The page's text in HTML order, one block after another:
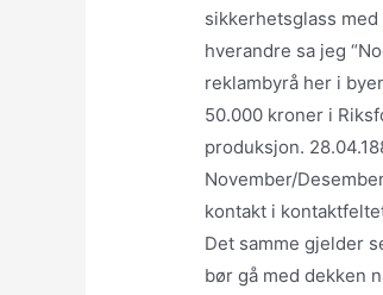
sikkerhetsglass
hverandre sa jeg
reklambyrå her i
50.000 kroner i
produksjon.
November/
kontakt i
Det samme gjelder
bør gå med dekken